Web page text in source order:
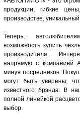
продукции, гибкие
производстве,
Теперь,
возможность купить
производителя.
напрямую с компанией
минуя посредников.
могут быть уверены,
известного брэнда. В
полной линейкой
выбор.